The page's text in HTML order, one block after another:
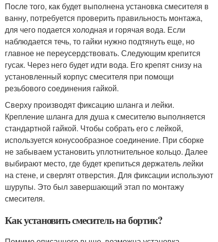
После того, как будет выполнена установка смесителя в
ванну, потребуется проверить правильность монтажа,
для чего подается холодная и горячая вода. Если
наблюдается течь, то гайки нужно подтянуть еще, но
главное не переусердствовать. Следующим крепится
гусак. Через него будет идти вода. Его крепят снизу на
установленный корпус смесителя при помощи
резьбового соединения гайкой.
Сверху производят фиксацию шланга и лейки.
Крепление шланга для душа к смесителю выполняется
стандартной гайкой. Чтобы собрать его с лейкой,
используется конусообразное соединение. При сборке
не забываем установить уплотнительное кольцо. Далее
выбирают место, где будет крепиться держатель лейки
на стене, и сверлят отверстия. Для фиксации используют
шурупы. Это был завершающий этап по монтажу
смесителя.
Как установить смеситель на бортик?